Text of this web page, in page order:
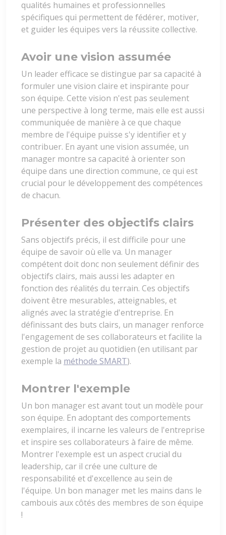
qualités humaines et professionnelles
spécifiques qui permettent de fédérer, motiver,
et guider les équipes vers la réussite collective.
Avoir une vision assumée
Un leader efficace se distingue par sa capacité à
formuler une vision claire et inspirante pour
son équipe. Cette vision n'est pas seulement
une perspective à long terme, mais elle est aussi
communiquée de manière à ce que chaque
membre de l'équipe puisse s'y identifier et y
contribuer. En ayant une vision assumée, un
manager montre sa capacité à orienter son
équipe dans une direction commune, ce qui est
crucial pour le développement des compétences
de chacun.
Présenter des objectifs clairs
Sans objectifs précis, il est difficile pour une
équipe de savoir où elle va. Un manager
compétent doit donc non seulement définir des
objectifs clairs, mais aussi les adapter en
fonction des réalités du terrain. Ces objectifs
doivent être mesurables, atteignables, et
alignés avec la stratégie d'entreprise. En
définissant des buts clairs, un manager renforce
l'engagement de ses collaborateurs et facilite la
gestion de projet au quotidien (en utilisant par
exemple la méthode SMART).
Montrer l'exemple
Un bon manager est avant tout un modèle pour
son équipe. En adoptant des comportements
exemplaires, il incarne les valeurs de l'entreprise
et inspire ses collaborateurs à faire de même.
Montrer l'exemple est un aspect crucial du
leadership, car il crée une culture de
responsabilité et d'excellence au sein de
l'équipe. Un bon manager met les mains dans le
cambouis aux côtés des membres de son équipe
!